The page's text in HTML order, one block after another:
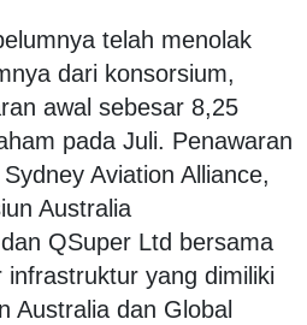
telah menolak
dari konsorsium,
awal sebesar 8,25
pada Juli. Penawaran
Aviation Alliance,
Australia
QSuper Ltd bersama
yang dimiliki
Australia dan Global